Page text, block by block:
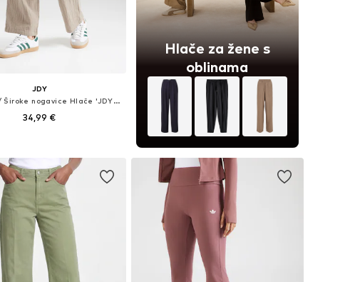
JDY
Wide Leg/ Široke nogavice Hlače 'JDYTheis'
34,99 €
u košaricu
Hlače za žene s
oblinama